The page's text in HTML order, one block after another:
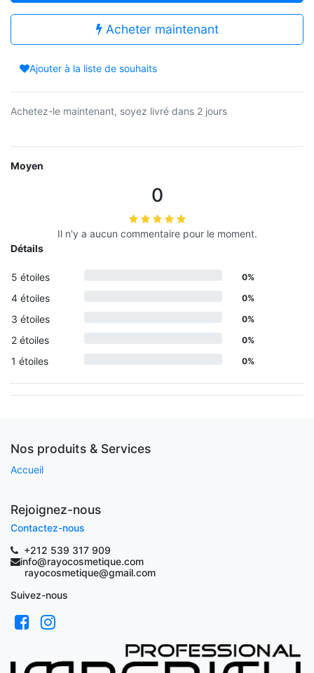
Acheter maintenant
Ajouter à la liste de souhaits
Achetez-le maintenant, soyez livré dans 2 jours
Moyen
0
Il n'y a aucun commentaire pour le moment.
Détails
5 étoiles 0%
4 étoiles 0%
3 étoiles 0%
2 étoiles 0%
1 étoiles 0%
Nos produits & Services
Accueil
Rejoignez-nous
Contactez-nous
+212 539 317 909
info@rayocosmetique.com
rayocosmetique@gmail.com
Suivez-nous